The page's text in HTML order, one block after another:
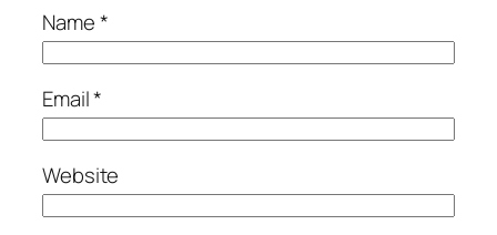
Name*
Email*
Website